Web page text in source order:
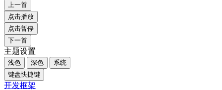
上一首
点击播放
点击暂停
下一首
主题设置
浅色 深色
系统
键盘快捷键
开发框架